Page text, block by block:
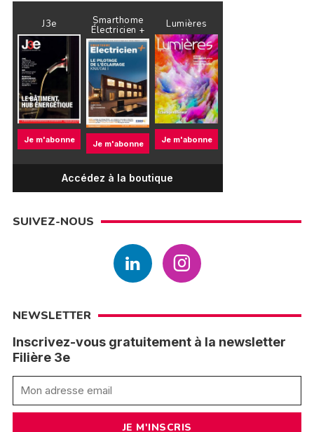
J3e
Je m'abonne
Smarthome
Électricien +
Je m'abonne
Lumières
Je m'abonne
Accédez à la boutique
SUIVEZ-NOUS
NEWSLETTER
Inscrivez-vous gratuitement à la newsletter
Filière 3e